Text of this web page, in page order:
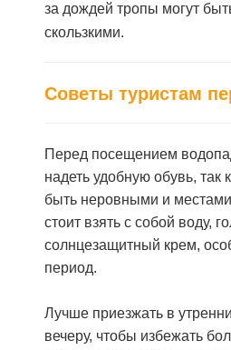
за дождей тропы могут
скользкими.
Советы туристам
Перед посещением
надеть удобную обувь, так
быть неровными и
стоит взять с собой воду,
солнцезащитный крем,
период.
Лучше приезжать в
вечеру, чтобы избежать